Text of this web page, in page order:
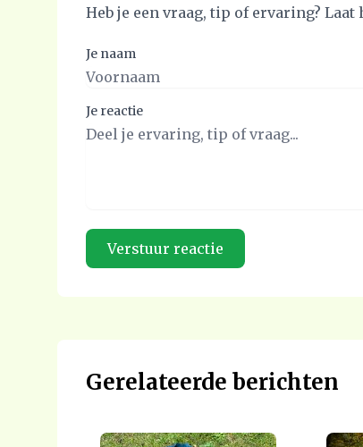
Heb je een vraag, tip of ervaring?
Je naam
Je reactie
Gerelateerde berichten